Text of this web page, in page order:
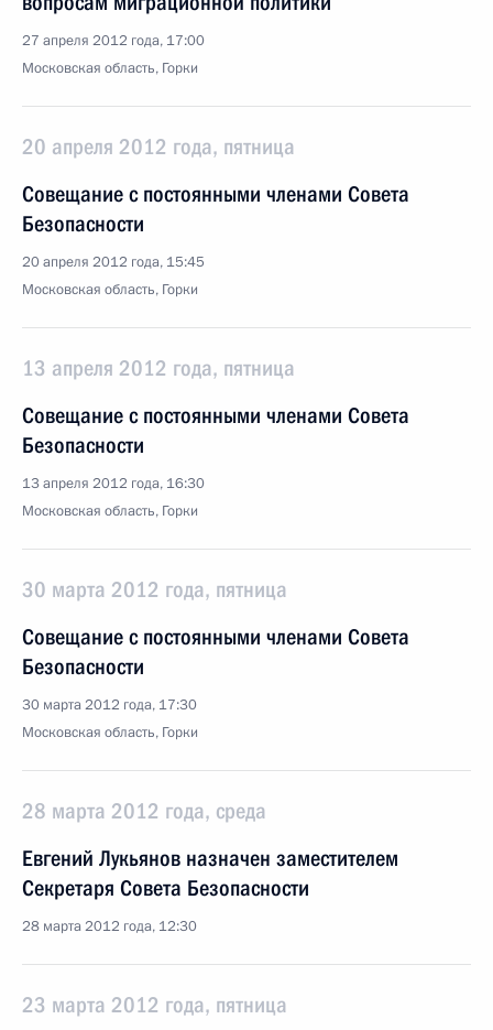
27 апреля 2012 года, 17:00
Московская область, Горки
20 апреля 2012 года, пятница
Совещание с постоянными членами Совета
Безопасности
20 апреля 2012 года, 15:45
Московская область, Горки
13 апреля 2012 года, пятница
Совещание с постоянными членами Совета
Безопасности
13 апреля 2012 года, 16:30
Московская область, Горки
30 марта 2012 года, пятница
Совещание с постоянными членами Совета
Безопасности
30 марта 2012 года, 17:30
Московская область, Горки
28 марта 2012 года, среда
Евгений Лукьянов назначен заместителем
Секретаря Совета Безопасности
28 марта 2012 года, 12:30
23 марта 2012 года, пятница